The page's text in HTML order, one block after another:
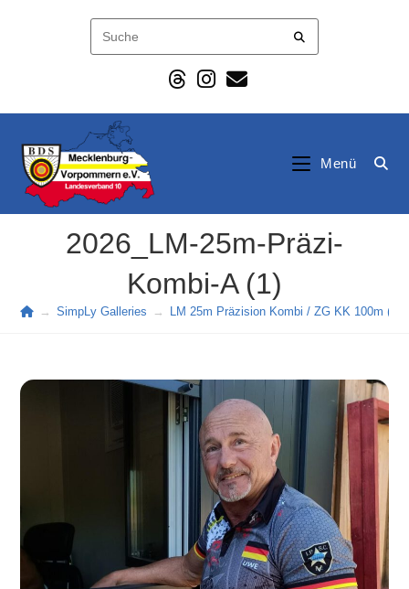
Menü
2026_LM-25m-Präzi-
Kombi-A (1)
→ SimpLy Galleries → LM 25m Präzision Kombi / ZG KK 100m